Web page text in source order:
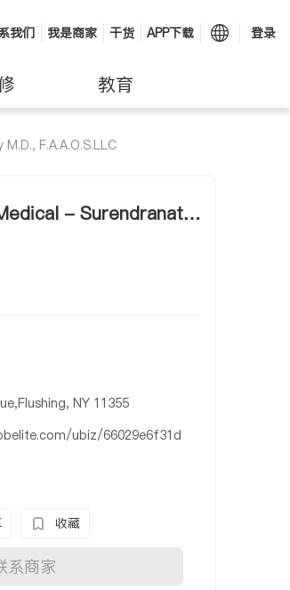
我们 我是商家 干货 APP下载 登录
教育
F.A.A.O.S.LLC
- Surendranath
NY 11355
ubiz/66029e6f31d
收藏
系商家